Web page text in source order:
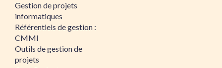
Gestion de projets
informatiques
Référentiels de gestion :
CMMI
Outils de gestion de
projets